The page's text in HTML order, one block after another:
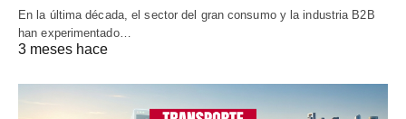
En la última década, el sector del gran consumo y la industria B2B
han experimentado…
3 meses hace